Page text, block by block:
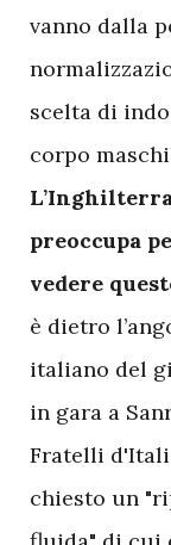
vanno dalla
scelta di
corpo
preoccupa
vedere
è dietro
italiano del
in gara a
Fratelli
chiesto un